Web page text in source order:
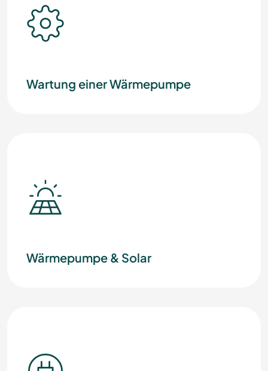
Wartung einer Wärmepumpe
Wärmepumpe & Solar